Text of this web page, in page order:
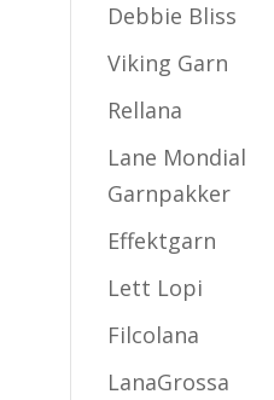
Debbie Bliss
Viking Garn
Rellana
Lane Mondial
Garnpakker
Effektgarn
Lett Lopi
Filcolana
LanaGrossa